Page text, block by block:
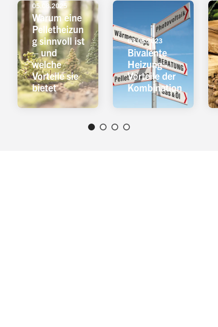
05.08.2025
Warum eine
Pelletheizun
g sinnvoll ist
– und
welche
Vorteile sie
bietet
03.08.2023
Bivalente
Heizung -
Vorteile der
Kombination